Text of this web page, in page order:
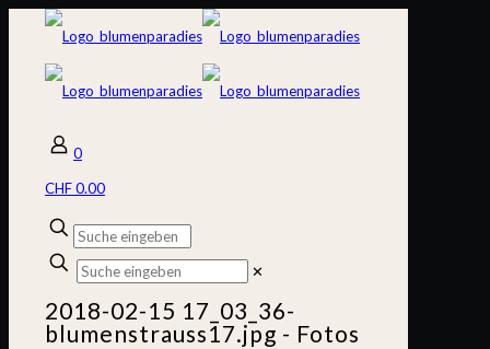
0
CHF 0.00
✕
2018-02-15 17_03_36-
blumenstrauss17.jpg ‎- Fotos